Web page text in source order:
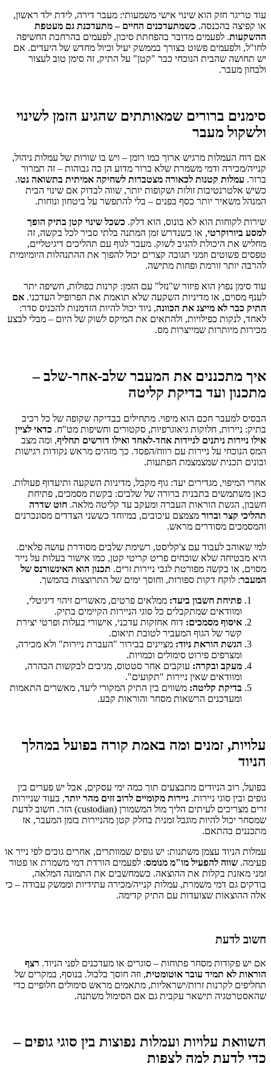
עוד טריגר חזק הוא שינוי אישי משמעותי: מעבר דירה, לידת ילד ראשון,
או קפיצה בהכנסה. כשמתעדכנים החיים – מתעדכנת גם מעטפת
ההשקעות. לפעמים מדובר בהפחתת סיכון, לפעמים בהרחבת החשיפה
לחו"ל, ולפעמים פשוט בצורך בממשק יעיל וכיול מחדש של היעדים. אם
יש תחושה שהבית הנוכחי כבר "קטן" על התיק, זה סימן טוב לעצור
ולבחון מעבר.
סימנים ברורים שמאותתים שהגיע הזמן לשינוי
ולשקול מעבר
אם דוח העמלות מרגיש ארוך כמו רומן – ויש בו שורות של עמלות ניהול,
קנייה/מכירה ודמי משמרת שלא ברור מדוע הן כה גבוהות – זה תמרור
ברור. עמלות קטנות לכאורה מצטברות לשחיקה אמיתית בתשואה נטו.
כשיש אלטרנטיבות זולות ושקופות יותר, שווה לבדוק אם שינוי הבית
המנהל משאיר יותר כסף בפנים – בלי להתפשר על ביטחון ונוחות.
שירות לקוחות הוא לא בונוס, הוא דלק. כשכל שינוי קטן בתיק הופך
למסע ביורוקרטי, או כשנדרש זמן המתנה בלתי סביר לכל בקשה, זה
מחליש את היכולת להגיב לשוק. מעבר לגוף עם תהליכים דיגיטליים,
טפסים פשוטים וזמני תגובה קצרים יכול להפוך את ההתנהלות היומיומית
להרבה יותר זורמת ופחות מתישה.
עוד סימן נפוץ הוא פיזור ש"נזל" עם הזמן: קרנות כפולות, חשיפה יתר
לענף מסוים, או מדיניות השקעה שלא תואמת את הפרופיל העדכני. אם
התיק כבר לא מייצג את הכוונה, ניוד יכול להיות הזדמנות להכניס סדר:
לאחד, לנקות כפילויות, ולהתאים את המיקס לשוק של היום – מבלי לבצע
מכירות מיותרות שמייצרות מס.
איך מתכננים את המעבר שלב-אחר-שלב –
מתכנון ועד בדיקת קליטה
הבסיס למעבר חכם הוא מיפוי. מתחילים בבדיקה שקופה של כל רכיב
בתיק: ניירות, חלוקות גיאוגרפיות, סקטורים וחשיפות מט"ח. כדאי לציין
אילו ניירות ניתנים לניידות אחד-לאחד ואילו דורשים תחליף, ומה מצב
המס הנוכחי על ניירות עם רווח/הפסד. כך מזהים מראש נקודות רגישות
ובונים תכנית שמצמצמת הפתעות.
אחרי המיפוי, מגדירים יעד: גוף מקבל, מדיניות השקעה ותיעדוף פעולות.
כאן משתמשים בתבנית ברורה של שלבים: בקשת מסמכים, פתיחת
חשבון, הגשת הוראות העברה ומעקב עד קליטה מלאה. חוט שדרה
תהליכי קצר וברור מצמצם עיכובים, במיוחד כששני הצדדים מסונכרנים
והמסמכים מסודרים מראש.
למי שאוהב לעבוד עם צ'קליסט, רשימת שלבים מסודרת עושה פלאים.
היא מבטיחה שלא שוכחים פריט קריטי קטן, כמו אישור בעלות על נייר
מסוים, או בקשה מפורטת לגבי ניירות זרים. תכנון הוא האינשורנס של
המעבר: לוקח דקות ספורות, וחוסך ימים של התרוצצות בהמשך.
פתיחת חשבון ביעד: ממלאים פרטים, מאשרים זיהוי דיגיטלי,
ומוודאים שמתקבלים כל סוגי הניירות הקיימים בתיק.
איסוף מסמכים: דוח אחזקות עדכני, אישורי בעלות ופרטי יצירת
קשר של הגוף המעביר לטובת תיאום.
הגשת הוראת ניוד: מציינים בבירור "העברת ניירות" ולא מכירה,
ומצרפים פירוט סימולים וכמויות.
מעקב ובקרה: עוקבים אחר סטטוס, מגיבים לבקשות הבהרה,
ומוודאים שאין ניירות "תקועים".
בדיקת קליטה: משווים בין התיק המקורי ליעד, מאשרים התאמות
ומעדכנים הרשאות מסחר והוראות קבע.
עלויות, זמנים ומה באמת קורה בפועל במהלך
הניוד
בפועל, רוב הניודים מתבצעים תוך כמה ימי עסקים, אבל יש פערים בין
גופים ובין סוגי ניירות. ניירות מקומיים לרוב זזים מהר יותר, בעוד שניירות
זרים מצריכים לעיתים הליך מול המשמורן (custodian) הזר. חשוב לדעת
שמסחר יכול להיות מוגבל זמנית בחלק קטן מהניירות בזמן המעבר, אז
מתכננים בהתאם.
עמלות הניוד עצמן משתנות: יש גופים שמוותרים, אחרים גובים לפי נייר או
פעימה. שווה להפעיל מו"מ מנומס: לפעמים הורדת דמי משמרת או פטור
זמני מאזנת בקלות את ההוצאה. כשמחשבים את התמונה המלאה,
בודקים גם דמי משמרת, עמלות קנייה/מכירה עתידיות וממשק עבודה – כי
אלה ההוצאות שצועדות עם התיק קדימה.
חשוב לדעת
אם יש פקודות מסחר פתוחות – סוגרים או מעדכנים לפני הניוד. רצף
הוראות לא תמיד עובר אוטומטית, וזה חוסך בלבול. בנוסף, במקרים של
תחליפים לקרנות זרות/ישראליות, מתאמים מראש סימולים חלופיים כדי
שהאסטרטגיה תישאר עקבית גם אם הסימול משתנה.
השוואת עלויות ועמלות נפוצות בין סוגי גופים –
כדי לדעת למה לצפות